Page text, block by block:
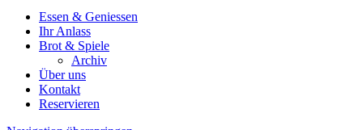
Essen & Geniessen
Ihr Anlass
Brot & Spiele
Archiv
Über uns
Kontakt
Reservieren